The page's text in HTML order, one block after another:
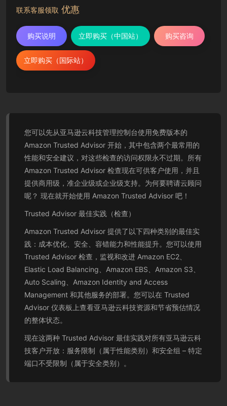
联系客服领取 优惠
购买说明 立即购买（中国站） 购买咨询
立即购买（国际站）
您可以先从亚马逊云科技管理控制台使用免费版本的
Amazon Trusted Advisor 开始，其中包含两个最常用的
性能和安全建议，对这些检查的访问权限永不过期。所有
Amazon Trusted Advisor 检查现在可供客户使用，并且
提供商用级，准企业级或企业级支持。为何要聘请云顾问
呢？ 现在就开始使用 Amazon Trusted Advisor 吧！
Trusted Advisor 最佳实践（检查）
Amazon Trusted Advisor 提供了以下四种类别的最佳实
践：成本优化、安全、容错能力和性能提升。您可以使用
Trusted Advisor 检查，监视和改进 Amazon EC2、
Elastic Load Balancing、Amazon EBS、Amazon S3、
Auto Scaling、Amazon Identity and Access
Management 和其他服务的部署。您可以在 Trusted
Advisor 仪表板上查看亚马逊云科技资源和节省预估情况
的整体状态。
现在这两种 Trusted Advisor 最佳实践对所有亚马逊云科
技客户开放：服务限制（属于性能类别）和安全组 – 特定
端口不受限制（属于安全类别）。